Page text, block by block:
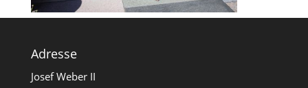
Adresse
Josef Weber II